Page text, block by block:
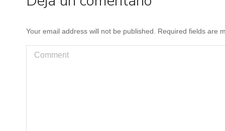
Your email address will not be published. Required fields are
Comment